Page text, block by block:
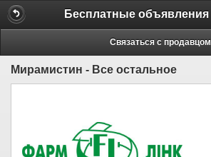
Связаться с продавцом
Мирамистин - Все остальное